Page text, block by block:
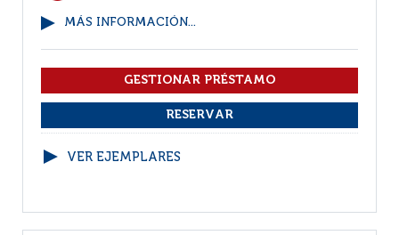
MÁS INFORMACIÓN...
VER EJEMPLARES